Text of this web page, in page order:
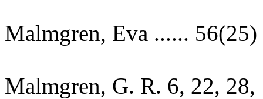
Malmgren, Eva ...... 56(25)
Malmgren, G. R. 6, 22, 28,